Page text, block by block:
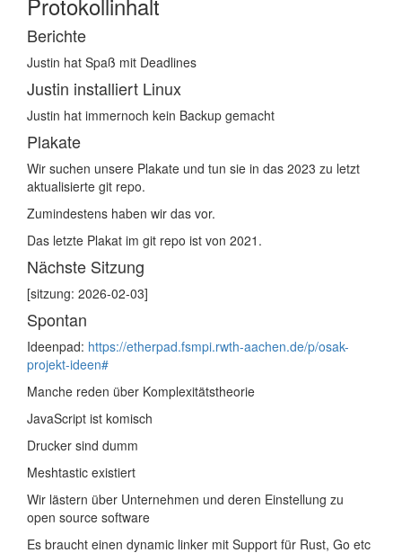
Berichte
Justin hat Spaß mit Deadlines
Justin installiert Linux
Justin hat immernoch kein Backup gemacht
Plakate
Wir suchen unsere Plakate und tun sie in das 2023 zu letzt
aktualisierte git repo.
Zumindestens haben wir das vor.
Das letzte Plakat im git repo ist von 2021.
Nächste Sitzung
[sitzung: 2026-02-03]
Spontan
Ideenpad: https://etherpad.fsmpi.rwth-aachen.de/p/osak-
projekt-ideen#
Manche reden über Komplexitätstheorie
JavaScript ist komisch
Drucker sind dumm
Meshtastic existiert
Wir lästern über Unternehmen und deren Einstellung zu
open source software
Es braucht einen dynamic linker mit Support für Rust, Go etc